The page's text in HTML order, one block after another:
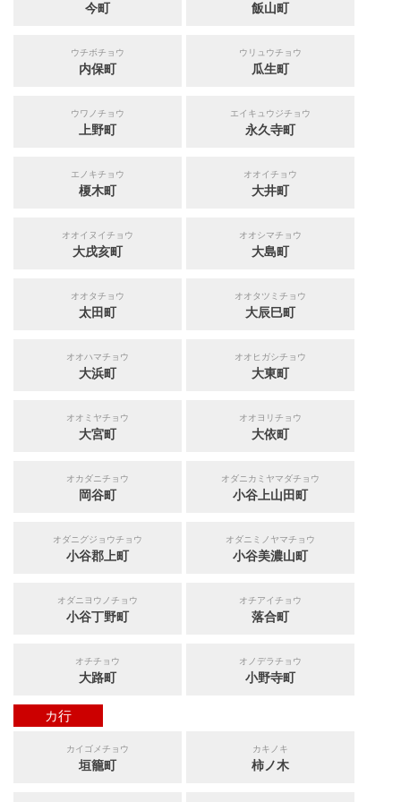
今町 飯山町
ウチボチョウ
内保町
ウリュウチョウ
瓜生町
ウワノチョウ
上野町
エイキュウジチョウ
永久寺町
エノキチョウ
榎木町
オオイチョウ
大井町
オオイヌイチョウ
大戌亥町
オオシマチョウ
大島町
オオタチョウ
太田町
オオタツミチョウ
大辰巳町
オオハマチョウ
大浜町
オオヒガシチョウ
大東町
オオミヤチョウ
大宮町
オオヨリチョウ
大依町
オカダニチョウ
岡谷町
オダニカミヤマダチョウ
小谷上山田町
オダニグジョウチョウ
小谷郡上町
オダニミノヤマチョウ
小谷美濃山町
オダニヨウノチョウ
小谷丁野町
オチアイチョウ
落合町
オチチョウ
大路町
オノデラチョウ
小野寺町
カ行
カイゴメチョウ
垣籠町
カキノキ
柿ノ木